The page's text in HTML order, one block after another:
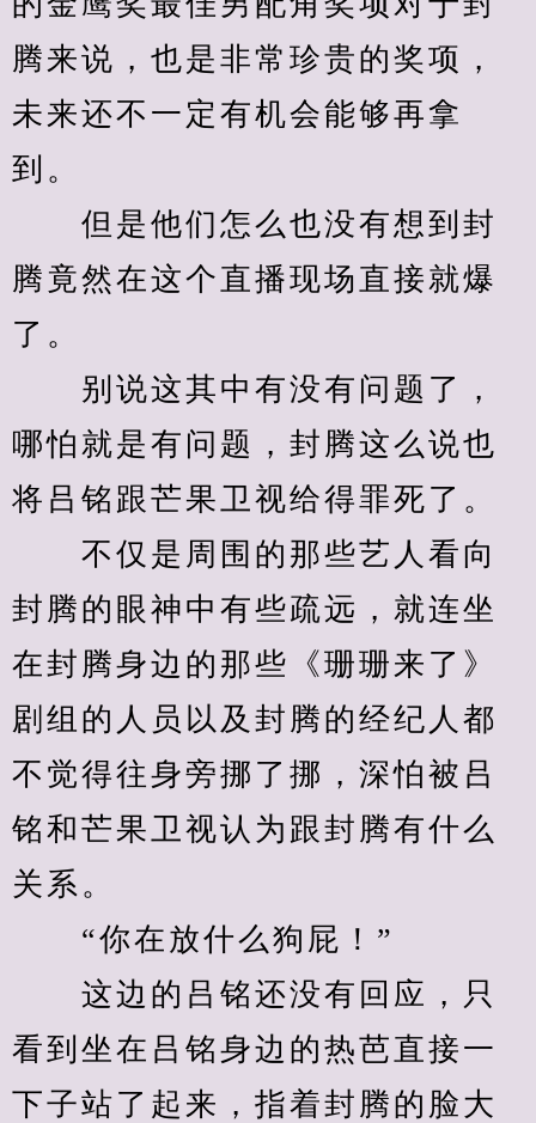
腾来说，也是非常珍贵的奖项，
未来还不一定有机会能够再拿
到。
但是他们怎么也没有想到封
腾竟然在这个直播现场直接就爆
了。
别说这其中有没有问题了，
哪怕就是有问题，封腾这么说也
将吕铭跟芒果卫视给得罪死了。
不仅是周围的那些艺人看向
封腾的眼神中有些疏远，就连坐
在封腾身边的那些《珊珊来了》
剧组的人员以及封腾的经纪人都
不觉得往身旁挪了挪，深怕被吕
铭和芒果卫视认为跟封腾有什么
关系。
“你在放什么狗屁！”
这边的吕铭还没有回应，只
看到坐在吕铭身边的热芭直接一
下子站了起来，指着封腾的脸大